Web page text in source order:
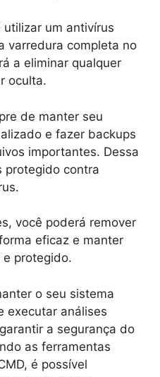
um antivírus
varredura completa no
a eliminar qualquer
oculta.
de manter seu
e fazer backups
importantes. Dessa
protegido contra
você poderá remover
eficaz e manter
protegido.
o seu sistema
executar análises
a segurança do
as ferramentas
é possível